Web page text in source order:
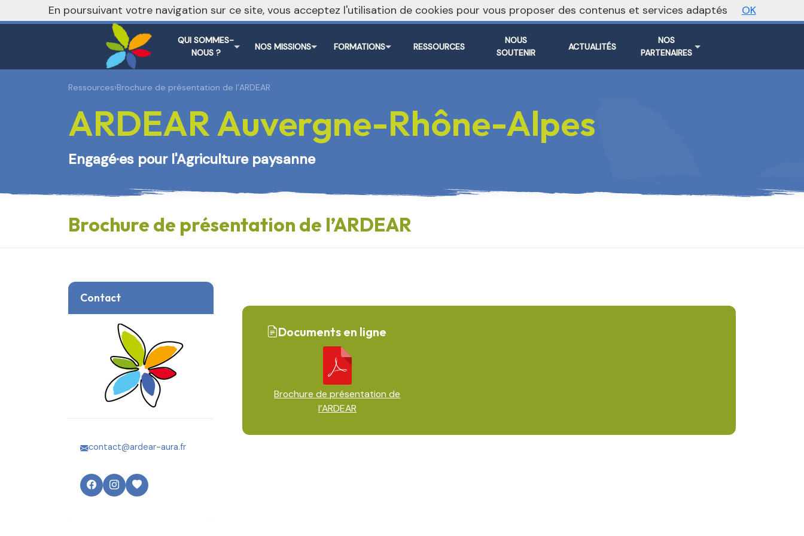
Vers le site national
QUI SOMMES-
NOUS ?
NOS MISSIONS FORMATIONS RESSOURCES
NOUS
SOUTENIR
ACTUALITÉS
NOS
PARTENAIRES
Ressources›Brochure de présentation de l’ARDEAR
ARDEAR Auvergne-Rhône-Alpes
Engagé·es pour l'Agriculture paysanne
Brochure de présentation de l’ARDEAR
Contact
contact@ardear-aura.fr
Documents en ligne
Brochure de présentation de
l’ARDEAR
En poursuivant votre navigation sur ce site, vous acceptez l'utilisation de cookies pour vous proposer des contenus et services adaptés OK